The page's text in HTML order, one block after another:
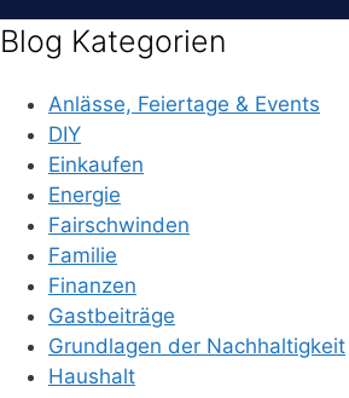
Blog Kategorien
Anlässe, Feiertage & Events
DIY
Einkaufen
Energie
Fairschwinden
Familie
Finanzen
Gastbeiträge
Grundlagen der Nachhaltigkeit
Haushalt